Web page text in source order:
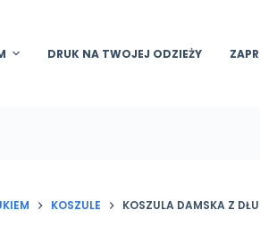
DRUK NA TWOJEJ ODZIEŻY
KOSZULE KOSZULA DAMSKA Z